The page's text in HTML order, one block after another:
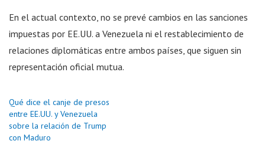
En el actual contexto, no se prevé cambios en las sanciones
impuestas por EE.UU. a Venezuela ni el restablecimiento de
relaciones diplomáticas entre ambos países, que siguen sin
representación oficial mutua.
Qué dice el canje de presos
entre EE.UU. y Venezuela
sobre la relación de Trump
con Maduro